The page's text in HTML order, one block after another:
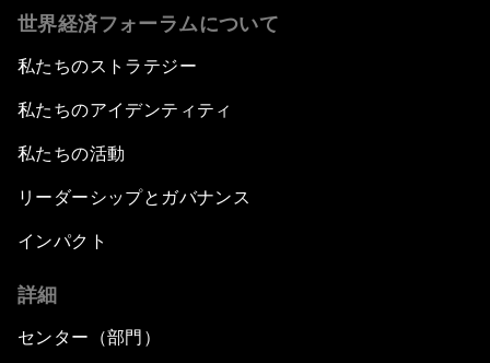
世界経済フォーラムについて
私たちのストラテジー
私たちのアイデンティティ
私たちの活動
リーダーシップとガバナンス
インパクト
詳細
センター（部門）